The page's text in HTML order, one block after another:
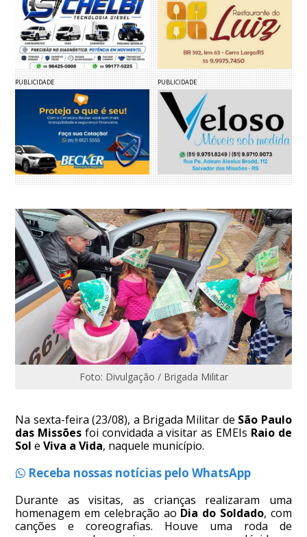
PUBLICIDADE PUBLICIDADE
Foto: Divulgação / Brigada Militar
Na sexta-feira (23/08), a Brigada Militar de São Paulo
das Missões foi convidada a visitar as EMEIs Raio de
Sol eViva a Vida, naquele município.
Receba nossas notícias pelo WhatsApp
Durante as visitas, as crianças realizaram uma
homenagem em celebração ao Dia do Soldado, com
canções e coreografias. Houve uma roda de